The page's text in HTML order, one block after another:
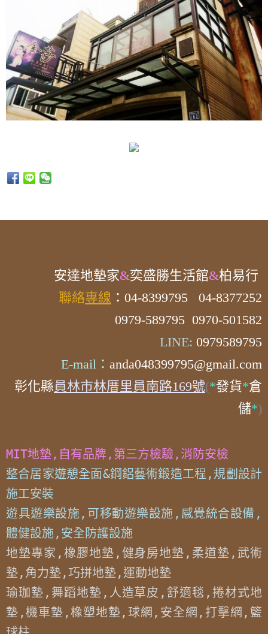
安達地墊家&奕盛勝生活館&柏易行
聯絡專線 ：04-8399795
04-8377252
0979-589795 0970-501582
LINE: 0979589795
E-mail： anda048399795@gmail.com
彰化縣員林市林厝里員南路169號(*發貨*倉
儲*)
MIT地墊,自有品牌,第三方檢驗,消防安檢
整合居家遊憩全面&鋼鋁藝術鍛造工程,規劃設計
施工安裝
遊具遊樂設施,可移動遊樂設施,感覺統合設備,
體健設施,安全防護設施
地墊專家,橡膠地墊,健身房地墊,柔道墊,武術
墊,角力墊,巧拼地墊,運動地墊
瑜珈墊,舞蹈地墊,人造草皮,舒適毯,捲材式地
墊,機車墊,橡塑地墊,球網,安全網,打擊網,籃